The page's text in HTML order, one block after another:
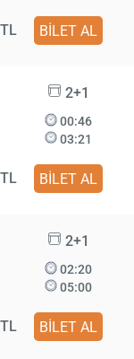
BİLET AL
2+1
00:46
03:21
BİLET AL
2+1
02:20
05:00
BİLET AL